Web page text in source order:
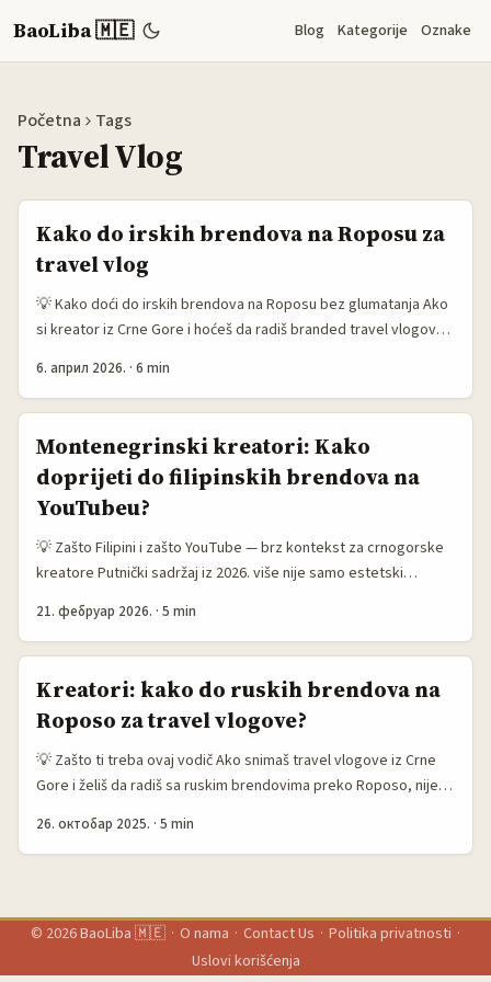
BaoLiba 🇲🇪 Blog Kategorije Oznake
Početna Tags
Travel Vlog
Kako do irskih brendova na Roposu za
travel vlog
💡 Kako doći do irskih brendova na Roposu bez glumatanja Ako
si kreator iz Crne Gore i hoćeš da radiš branded travel vlogove
Fora je da im odmah pokažeš da razumiješ njihov cilj: više
6. април 2026. · 6 min
Montenegrinski kreatori: Kako
doprijeti do filipinskih brendova na
YouTubeu?
💡 Zašto Filipini i zašto YouTube — brz kontekst za crnogorske
kreatore Putnički sadržaj iz 2026. više nije samo estetski
scrolling — on direktno oblikuje destinacijske odluke publike.
Zawya je nedavno istakla da vlogs i kratki social videi u velikoj
— aktivno traže video kreatore koji mogu donijeti autentičan
narativ i mjerljive rezultate. ...
21. фебруар 2026. · 5 min
Kreatori: kako do ruskih brendova na
Roposo za travel vlogove?
💡 Zašto ti treba ovaj vodič Ako snimaš travel vlogove iz Crne
Gore i želiš da radiš sa ruskim brendovima preko Roposo, nije
dovoljno samo baciti link i čekati pare. Od 2022. do 2024. tržište
reklama se pomerilo — troškovi oglašavanja su porasli, a
preko Ozon-a (izveštaji BeSeed i širi industrijski uvidi). ...
26. октобар 2025. · 5 min
© 2026BaoLiba 🇲🇪 · O nama · Contact Us · Politika privatnosti ·
Uslovi korišćenja